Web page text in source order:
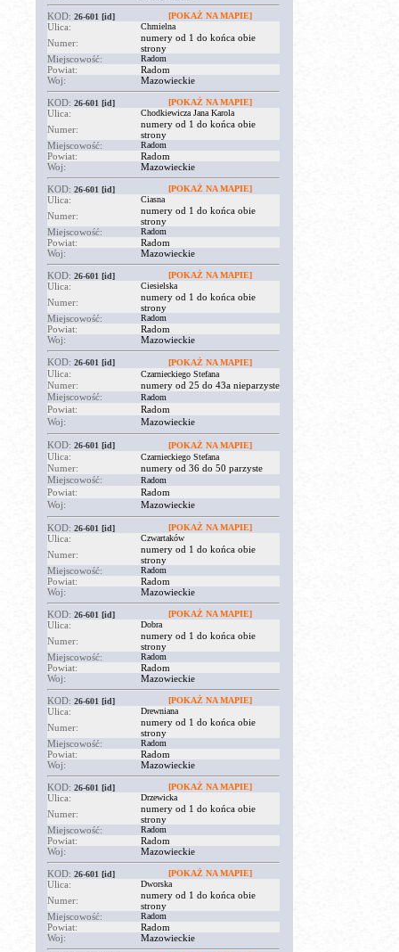
KOD: 26-601 [id] [POKAŻ NA MAPIE]
Ulica: Chmielna
Numer:
numery od 1 do końca obie
strony
Miejscowość:
Radom
Powiat:
Radom
Woj:
Mazowieckie
KOD: 26-601 [id] [POKAŻ NA MAPIE]
Ulica: Chodkiewicza Jana Karola
Numer:
numery od 1 do końca obie
strony
Miejscowość:
Radom
Powiat:
Radom
Woj:
Mazowieckie
KOD: 26-601 [id] [POKAŻ NA MAPIE]
Ulica: Ciasna
Numer:
numery od 1 do końca obie
strony
Miejscowość:
Radom
Powiat:
Radom
Woj:
Mazowieckie
KOD: 26-601 [id] [POKAŻ NA MAPIE]
Ulica: Ciesielska
Numer:
numery od 1 do końca obie
strony
Miejscowość:
Radom
Powiat:
Radom
Woj:
Mazowieckie
KOD: 26-601 [id] [POKAŻ NA MAPIE]
Ulica: Czarnieckiego Stefana
Numer:
numery od 25 do 43a nieparzyste
Miejscowość:
Radom
Powiat:
Radom
Woj:
Mazowieckie
KOD: 26-601 [id] [POKAŻ NA MAPIE]
Ulica: Czarnieckiego Stefana
Numer:
numery od 36 do 50 parzyste
Miejscowość:
Radom
Powiat:
Radom
Woj:
Mazowieckie
KOD: 26-601 [id] [POKAŻ NA MAPIE]
Ulica: Czwartaków
Numer:
numery od 1 do końca obie
strony
Miejscowość:
Radom
Powiat:
Radom
Woj:
Mazowieckie
KOD: 26-601 [id] [POKAŻ NA MAPIE]
Ulica: Dobra
Numer:
numery od 1 do końca obie
strony
Miejscowość:
Radom
Powiat:
Radom
Woj:
Mazowieckie
KOD: 26-601 [id] [POKAŻ NA MAPIE]
Ulica: Drewniana
Numer:
numery od 1 do końca obie
strony
Miejscowość:
Radom
Powiat:
Radom
Woj:
Mazowieckie
KOD: 26-601 [id] [POKAŻ NA MAPIE]
Ulica: Drzewicka
Numer:
numery od 1 do końca obie
strony
Miejscowość:
Radom
Powiat:
Radom
Woj:
Mazowieckie
KOD: 26-601 [id] [POKAŻ NA MAPIE]
Ulica: Dworska
Numer:
numery od 1 do końca obie
strony
Miejscowość:
Radom
Powiat:
Radom
Woj:
Mazowieckie